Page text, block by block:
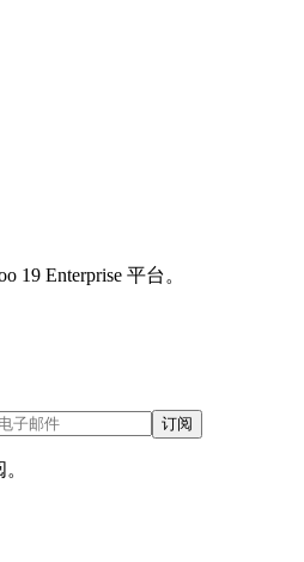
19 Enterprise 平台。
订阅